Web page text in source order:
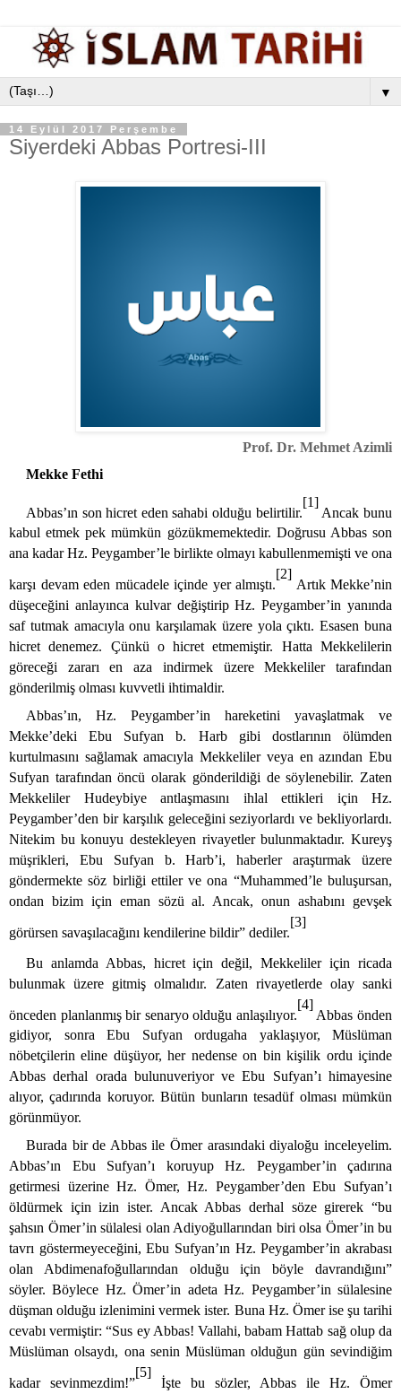
▼
14 Eylül 2017 Perşembe
Siyerdeki Abbas Portresi-III
Prof. Dr. Mehmet Azimli
Mekke Fethi
Abbas’ın sonhicret eden sahabi olduğu belirtilir.
[1]
Ancak bunu
kabul etmek pek mümkün gözükmemektedir. Doğrusu Abbas son
ana kadar Hz. Peygamber’le birlikte olmayı kabullenmemişti ve ona
karşı devam eden mücadele içinde yer almıştı.
[2]
Artık Mekke’nin
düşeceğini anlayınca kulvar değiştirip Hz. Peygamber’in yanında
saf tutmak amacıyla onu karşılamak üzere yola çıktı. Esasen buna
hicret denemez. Çünkü o hicret etmemiştir. Hatta Mekkelilerin
göreceği zararı en aza indirmek üzere Mekkeliler tarafından
gönderilmiş olması kuvvetli ihtimaldir.
Abbas’ın, Hz. Peygamber’in hareketini yavaşlatmak ve
Mekke’dekiEbu Sufyan b. Harb gibi dostlarının ölümden
kurtulmasını sağlamak amacıyla Mekkeliler veya en azından Ebu
Sufyan tarafından öncü olarak gönderildiği de söylenebilir. Zaten
Mekkeliler Hudeybiye antlaşmasını ihlal ettikleri için Hz.
Peygamber’den bir karşılık geleceğini seziyorlardı ve bekliyorlardı.
Nitekim bu konuyu destekleyen rivayetler bulunmaktadır. Kureyş
müşrikleri, Ebu Sufyan b. Harb’i, haberler araştırmak üzere
göndermekte söz birliği ettiler ve ona “Muhammed’le buluşursan,
ondan bizim için eman sözü al. Ancak, onun ashabını gevşek
görürsen savaşılacağını kendilerine bildir” dediler.
[3]
Bu anlamda Abbas, hicret için değil, Mekkeliler için ricada
bulunmak üzere gitmiş olmalıdır. Zaten rivayetlerde olay sanki
önceden planlanmış bir senaryo olduğu anlaşılıyor.
[4]
Abbas önden
gidiyor, sonra Ebu Sufyan ordugaha yaklaşıyor, Müslüman
nöbetçilerin eline düşüyor, her nedense on bin kişilik ordu içinde
Abbas derhal orada bulunuveriyor ve Ebu Sufyan’ı himayesine
alıyor, çadırında koruyor. Bütün bunların tesadüf olması mümkün
görünmüyor.
Burada bir de Abbas ile Ömer arasındaki diyaloğu inceleyelim.
Abbas’ın Ebu Sufyan’ı koruyup Hz. Peygamber’in çadırına
getirmesi üzerine Hz. Ömer, Hz. Peygamber’den Ebu Sufyan’ı
öldürmek için izin ister. Ancak Abbas derhal söze girerek “bu
şahsın Ömer’in sülalesi olan Adiyoğullarından biri olsa Ömer’in bu
tavrı göstermeyeceğini, Ebu Sufyan’ın Hz. Peygamber’in akrabası
olan Abdimenafoğullarından olduğu için böyle davrandığını”
söyler. Böylece Hz. Ömer’in adeta Hz. Peygamber’in sülalesine
düşman olduğu izlenimini vermek ister. Buna Hz. Ömer ise şu tarihi
cevabı vermiştir: “Sus ey Abbas! Vallahi, babam Hattab sağ olup da
Müslüman olsaydı, ona senin Müslüman olduğun gün sevindiğim
kadar sevinmezdim!”
[5]
İşte bu sözler, Abbas ile Hz. Ömer